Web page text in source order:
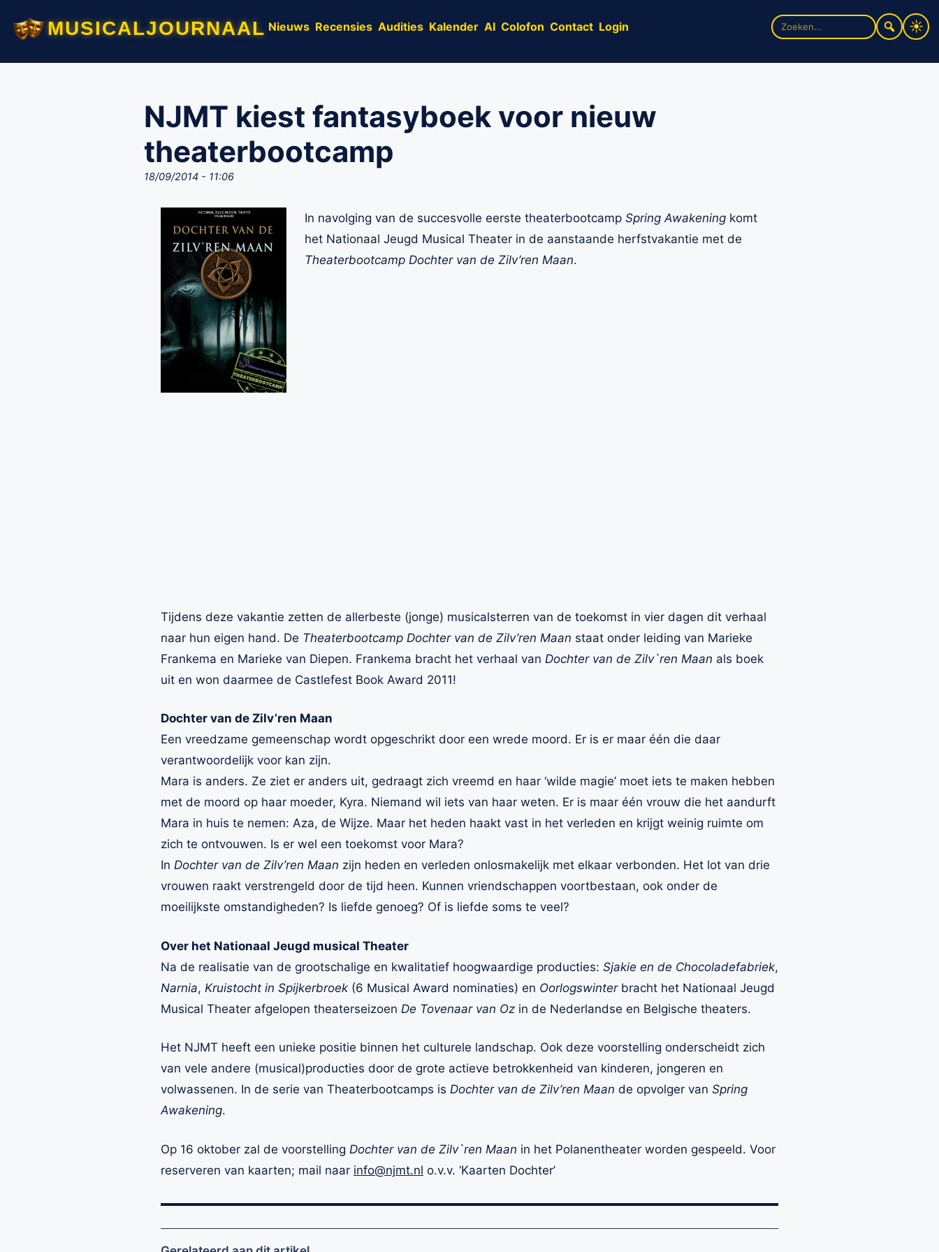
musicaljournaal Nieuws Recensies Audities Kalender AI Colofon Contact Login
Zoek
naar:
NJMT kiest fantasyboek voor nieuw
theaterbootcamp
18/09/2014 - 11:06
In navolging van de succesvolle eerste theaterbootcampSpring Awakeningkomt
het Nationaal Jeugd Musical Theater in de aanstaande herfstvakantie met de
Theaterbootcamp Dochter van de Zilv’ren Maan.
Tijdens deze vakantie zetten de allerbeste (jonge) musicalsterren van de toekomst in vier dagen dit verhaal
naar hun eigen hand. De Theaterbootcamp Dochter van de Zilv’ren Maan staat onder leiding van Marieke
Frankema en Marieke van Diepen. Frankema bracht het verhaal van Dochter van de Zilv`ren Maan als boek
uit en won daarmee de Castlefest Book Award 2011!
Dochter van de Zilv’ren Maan
Een vreedzame gemeenschap wordt opgeschrikt door een wrede moord. Er is er maar één die daar
verantwoordelijk voor kan zijn.
Mara is anders. Ze ziet er anders uit, gedraagt zich vreemd en haar ‘wilde magie’ moet iets te maken hebben
met de moord op haar moeder, Kyra. Niemand wil iets van haar weten. Er is maar één vrouw die het aandurft
Mara in huis te nemen: Aza, de Wijze. Maar het heden haakt vast in het verleden en krijgt weinig ruimte om
zich te ontvouwen. Is er wel een toekomst voor Mara?
In Dochter van de Zilv’ren Maan zijn heden en verleden onlosmakelijk met elkaar verbonden. Het lot van drie
vrouwen raakt verstrengeld door de tijd heen. Kunnen vriendschappen voortbestaan, ook onder de
moeilijkste omstandigheden? Is liefde genoeg? Of is liefde soms te veel?
Over het Nationaal Jeugd musical Theater
Na de realisatie van de grootschalige en kwalitatief hoogwaardige producties: Sjakie en de Chocoladefabriek,
Narnia, Kruistocht in Spijkerbroek (6 Musical Award nominaties) en Oorlogswinterbracht het Nationaal Jeugd
Musical Theater afgelopen theaterseizoen De Tovenaar van Oz in de Nederlandse en Belgische theaters.
Het NJMT heeft een unieke positie binnen het culturele landschap. Ook deze voorstelling onderscheidt zich
van vele andere (musical)producties door de grote actieve betrokkenheid van kinderen, jongeren en
volwassenen. In de serie van Theaterbootcamps is Dochter van de Zilv’ren Maan de opvolger van Spring
Awakening.
Op 16 oktober zal de voorstelling Dochter van de Zilv`ren Maan in het Polanentheater worden gespeeld. Voor
reserveren van kaarten; mail naar info@njmt.nl o.v.v. ‘Kaarten Dochter’